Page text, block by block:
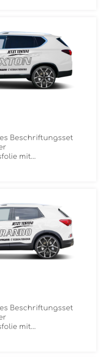
Beschriftungsset
mit
ist Rückstandsfrei
Beschriftungsset
mit
ist Rückstandsfrei